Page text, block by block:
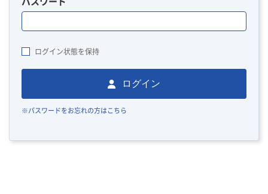
ログイン状態を保持
ログイン
※パスワードをお忘れの方はこちら